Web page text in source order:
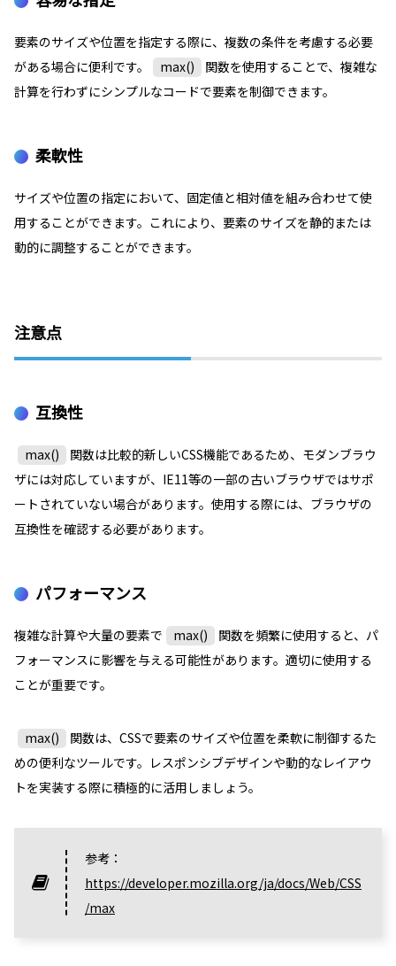
要素のサイズや位置を指定する際に、複数の条件を考慮する必要
がある場合に便利です。
max()
関数を使用することで、複雑な
計算を行わずにシンプルなコードで要素を制御できます。
柔軟性
サイズや位置の指定において、固定値と相対値を組み合わせて使
用することができます。これにより、要素のサイズを静的または
動的に調整することができます。
注意点
互換性
max()
関数は比較的新しいCSS機能であるため、モダンブラウ
ザには対応していますが、IE11等の一部の古いブラウザではサポ
ートされていない場合があります。使用する際には、ブラウザの
互換性を確認する必要があります。
パフォーマンス
複雑な計算や大量の要素で max()
関数を頻繁に使用すると、パ
フォーマンスに影響を与える可能性があります。適切に使用する
ことが重要です。
max()
関数は、CSSで要素のサイズや位置を柔軟に制御するた
めの便利なツールです。レスポンシブデザインや動的なレイアウ
トを実装する際に積極的に活用しましょう。
参考：
https://developer.mozilla.org/ja/docs/Web/CSS
/max